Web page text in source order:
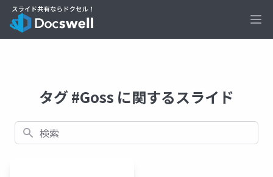
タグ #Goss に関するスライド
検索